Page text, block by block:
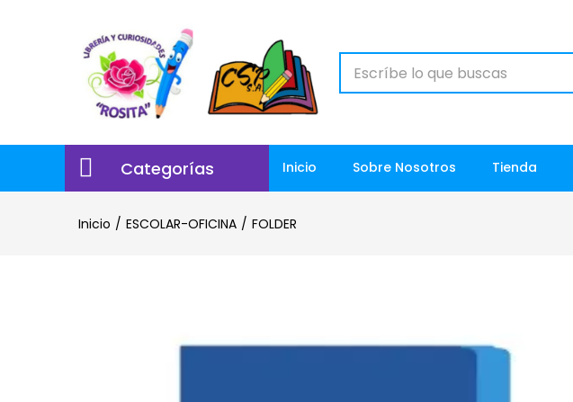
Categorías Inicio Sobre Nosotros Tienda
Inicio ESCOLAR-OFICINA FOLDER